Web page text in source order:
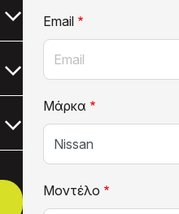
Email
Μάρκα
Μοντέλο